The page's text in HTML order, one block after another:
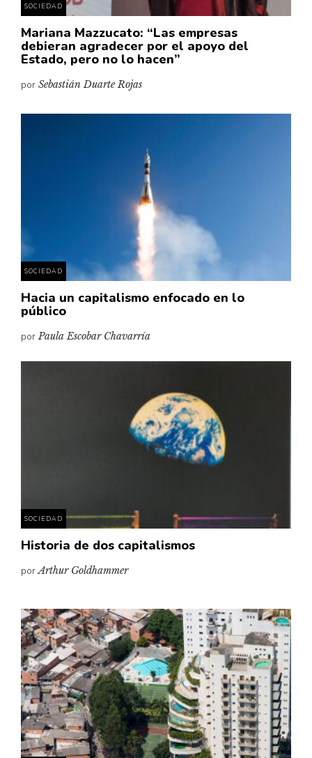
SOCIEDAD
Mariana Mazzucato: “Las empresas
debieran agradecer por el apoyo del
Estado, pero no lo hacen”
por Sebastián Duarte Rojas
SOCIEDAD
Hacia un capitalismo enfocado en lo
público
porPaula Escobar Chavarría
SOCIEDAD
Historia de dos capitalismos
porArthur Goldhammer